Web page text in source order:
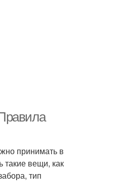
принимать в
такие вещи, как
тип